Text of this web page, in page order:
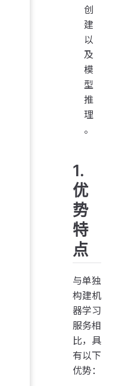
创
建
以
及
模
型
推
理
。
1.
优
势
特
点
与单独
构建机
器学习
服务相
比，具
有以下
优势：